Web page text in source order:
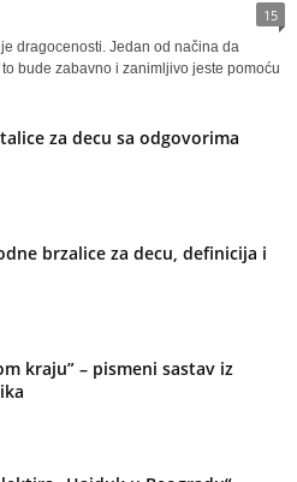
15
dragocenosti. Jedan od načina da
bude zabavno i zanimljivo jeste pomoću
za decu sa odgovorima
brzalice za decu, definicija i
kraju” – pismeni sastav iz